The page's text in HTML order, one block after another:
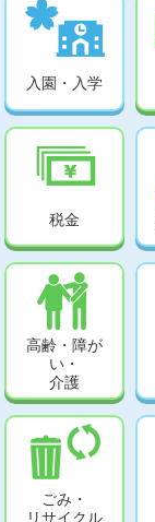
入園・入学
税金
高齢・障が
い・
介護
ごみ・
リサイクル